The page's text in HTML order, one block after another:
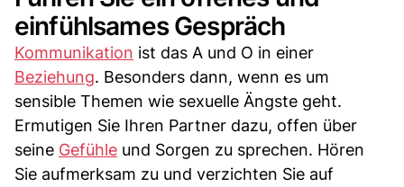
einfühlsames Gespräch
Kommunikation ist das A und O in einer
Beziehung. Besonders dann, wenn es um
sensible Themen wie sexuelle Ängste geht.
Ermutigen Sie Ihren Partner dazu, offen über
seine Gefühle und Sorgen zu sprechen. Hören
Sie aufmerksam zu und verzichten Sie auf